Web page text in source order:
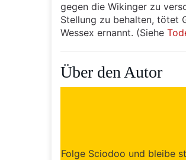
gegen die Wikinger zu
Stellung zu behalten, tötet
Wessex ernannt. (Siehe
Über den Autor
Folge Sciodoo und bleibe